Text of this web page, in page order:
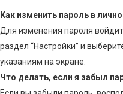
Как изменить пароль в
Для изменения пароля
раздел “Настройки” и
указаниям на экране.
Что делать, если я забыл